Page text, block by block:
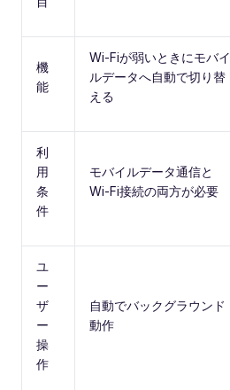
機
能
Wi‑Fiが弱いときにモバイ
ルデータへ自動で切り替
える
利
用
条
件
モバイルデータ通信と
Wi‑Fi接続の両方が必要
ユ
ー
ザ
ー
操
作
自動でバックグラウンド
動作